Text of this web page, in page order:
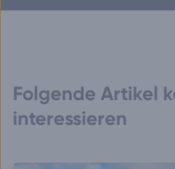
Folgende Artikel
interessieren